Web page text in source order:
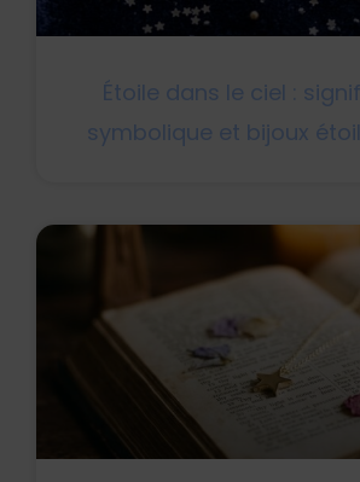
Étoile dans le ciel :
symbolique et bijoux